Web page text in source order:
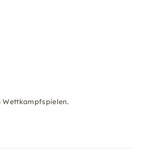
Wettkampfspielen.